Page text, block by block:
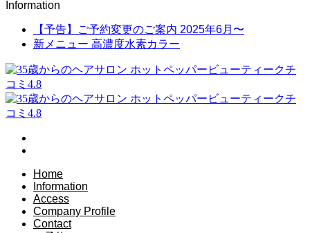
Information
【予告】ご予約変更のご案内 2025年6月〜
新メニュー 高濃度水素カラー
Home
Information
Access
Company Profile
Contact